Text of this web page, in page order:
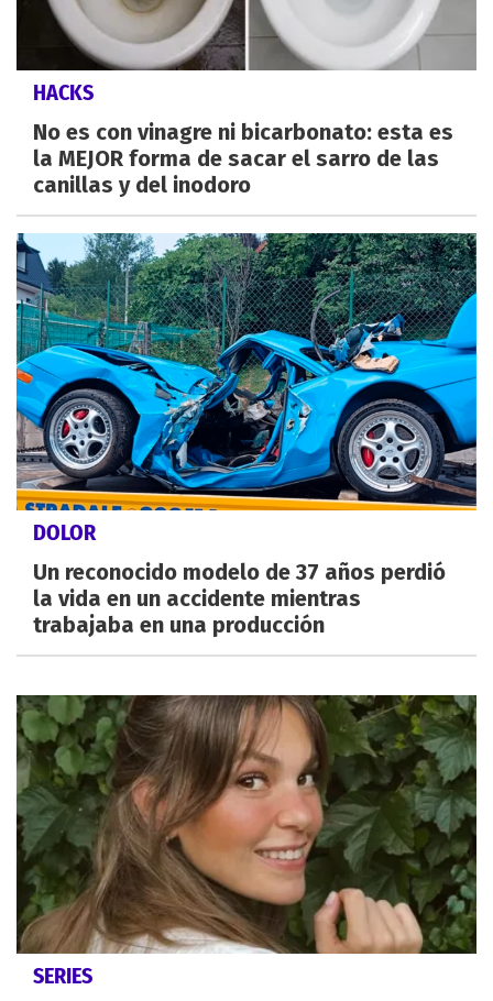
HACKS
No es con vinagre ni bicarbonato: esta es
la MEJOR forma de sacar el sarro de las
canillas y del inodoro
DOLOR
Un reconocido modelo de 37 años perdió
la vida en un accidente mientras
trabajaba en una producción
SERIES